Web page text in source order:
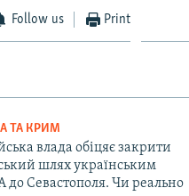
Follow us Print
ТА КРИМ
влада обіцяє закрити
шлях українським
до Севастополя. Чи реально